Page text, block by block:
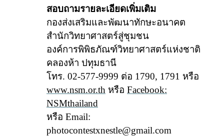
สอบถามรายละเอียดเพิ่มเติม
กองส่งเสริมและพัฒนาทักษะอนาคต
สำนักวิทยาศาสตร์สู่ชุมชน
องค์การพิพิธภัณฑ์วิทยาศาสตร์แห่งชาติ
คลองห้า ปทุมธานี
โทร. 02-577-9999 ต่อ 1790, 1791 หรือ
www.nsm.or.th หรือ Facebook:
NSMthailand
หรือ Email:
photocontestxnestle@gmail.com